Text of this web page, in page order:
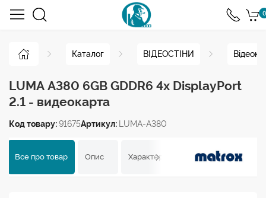
0
Каталог ВІДЕОСТІНИ
LUMA A380 6GB GDDR6 4x DisplayPort
2.1 - видеокарта
Код товару:91675Артикул: LUMA-A380
Все про товар Опис Характеристики Відгуки